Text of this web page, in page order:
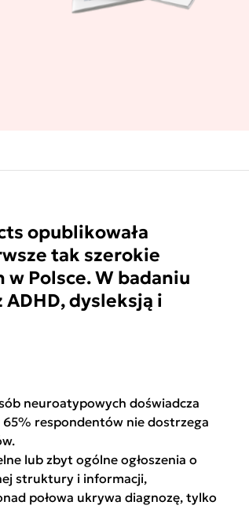
opublikowała
tak szerokie
Polsce. W badaniu
dysleksją i
neuroatypowych doświadcza
respondentów nie dostrzega
lub zbyt ogólne ogłoszenia o
struktury i informacji,
połowa ukrywa diagnozę, tylko